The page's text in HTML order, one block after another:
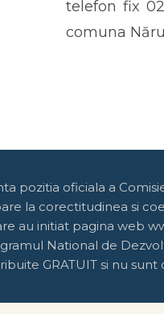
telefon fix
comuna
pozitia oficiala a
la corectitudinea si
au initiat pagina web
National de
GRATUIT si nu